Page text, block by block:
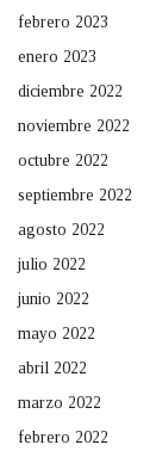
febrero 2023
enero 2023
diciembre 2022
noviembre 2022
octubre 2022
septiembre 2022
agosto 2022
julio 2022
junio 2022
mayo 2022
abril 2022
marzo 2022
febrero 2022